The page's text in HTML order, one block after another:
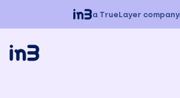
a TrueLayer company